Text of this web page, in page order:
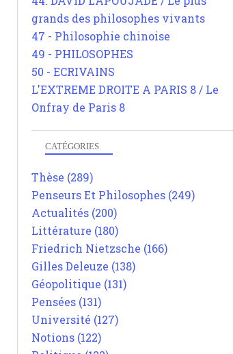
grands des philosophes vivants
47 - Philosophie chinoise
49 - PHILOSOPHES
50 - ECRIVAINS
L'EXTREME DROITE A PARIS 8 / Le
Onfray de Paris 8
CATÉGORIES
Thèse (289)
Penseurs Et Philosophes (249)
Actualités (200)
Littérature (180)
Friedrich Nietzsche (166)
Gilles Deleuze (138)
Géopolitique (131)
Pensées (131)
Université (127)
Notions (122)